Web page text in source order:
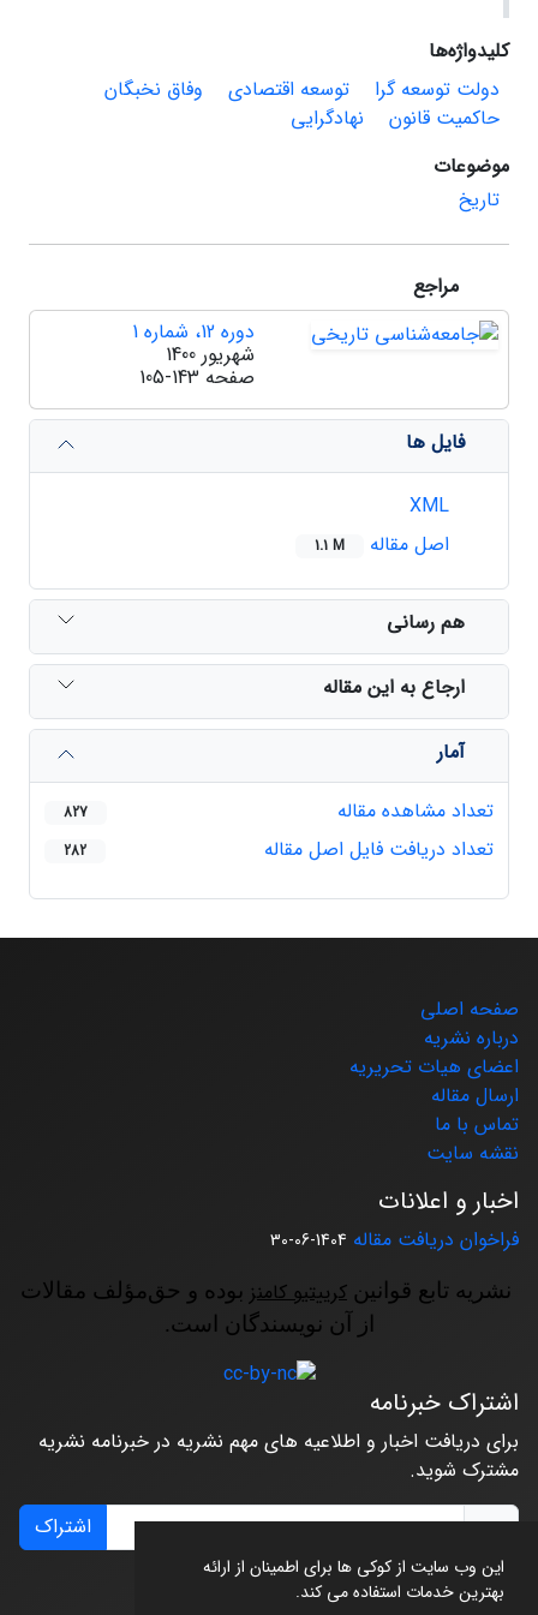
این وب سایت از کوکی ها برای اطمینان از ارائه
بهترین خدمات استفاده می کند.
کلیدواژه‌ها
دولت توسعه گرا
توسعه اقتصادی
وفاق نخبگان
حاکمیت قانون
نهادگرایی
موضوعات
تاریخ
مراجع
دوره 12، شماره 1
شهریور 1400
صفحه 105-143
فایل ها
اصل مقاله
1.1 M
هم رسانی
ارجاع به این مقاله
آمار
تعداد مشاهده مقاله
827
تعداد دریافت فایل اصل مقاله 282
صفحه اصلی
درباره نشریه
اعضای هیات تحریریه
ارسال مقاله
تماس با ما
نقشه سایت
اخبار و اعلانات
فراخوان دریافت مقاله 1404-06-30
نشریه تابع قوانین کرییتیو کامنز بوده و حق‌مؤلف مقالات
از آن نویسندگان است.
اشتراک خبرنامه
برای دریافت اخبار و اطلاعیه های مهم نشریه در خبرنامه نشریه
مشترک شوید.
اشتراک